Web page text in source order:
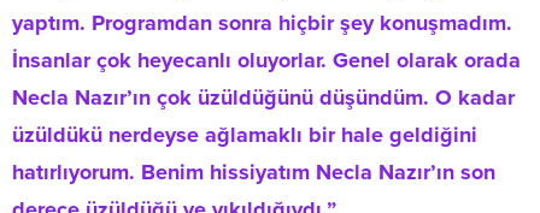
yaptım. Programdan sonra hiçbir şey konuşmadım.
İnsanlar çok heyecanlı oluyorlar. Genel olarak orada
Necla Nazır’ın çok üzüldüğünü düşündüm. O kadar
üzüldükü nerdeyse ağlamaklı bir hale geldiğini
hatırlıyorum. Benim hissiyatım Necla Nazır’ın son